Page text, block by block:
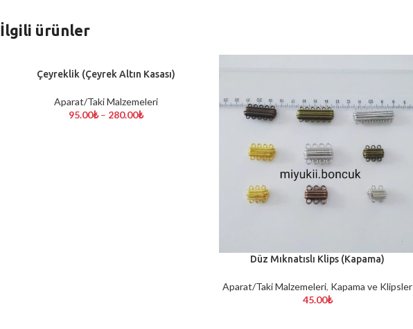
İlgili ürünler
SEÇENEKLERÇeyreklik (Çeyrek Altın Kasası)
Aparat/Taki Malzemeleri
95.00₺ – 280.00₺
SEÇENEKLERDüz Mıknatıslı Klips (Kapama)
Aparat/Taki Malzemeleri, Kapama ve Klipsler
45.00₺